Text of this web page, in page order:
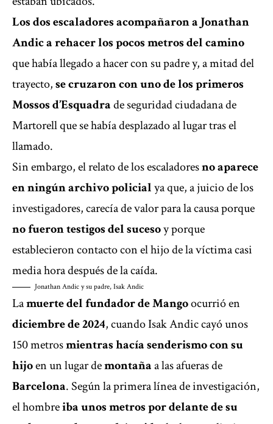
Los dos escaladores acompañaron a Jonathan
Andic a rehacer los pocos metros del camino
que había llegado a hacer con su padre y, a mitad del
trayecto,se cruzaron con uno de los primeros
Mossos d’Esquadrade seguridad ciudadana de
Martorell que se había desplazado al lugar tras el
llamado.
Sin embargo, el relato de los escaladoresno aparece
en ningún archivo policialya que, a juicio de los
investigadores, carecía de valor para la causa porque
no fueron testigos del sucesoy porque
establecieron contacto con el hijo de la víctima casi
media hora después de la caída.
Jonathan Andic y su padre, Isak Andic
Lamuerte del fundador de Mangoocurrió en
diciembre de 2024, cuando Isak Andic cayó unos
150 metrosmientras hacía senderismo con su
hijoen un lugar demontañaa las afueras de
Barcelona. Según la primera línea de investigación,
el hombreiba unos metros por delante de su